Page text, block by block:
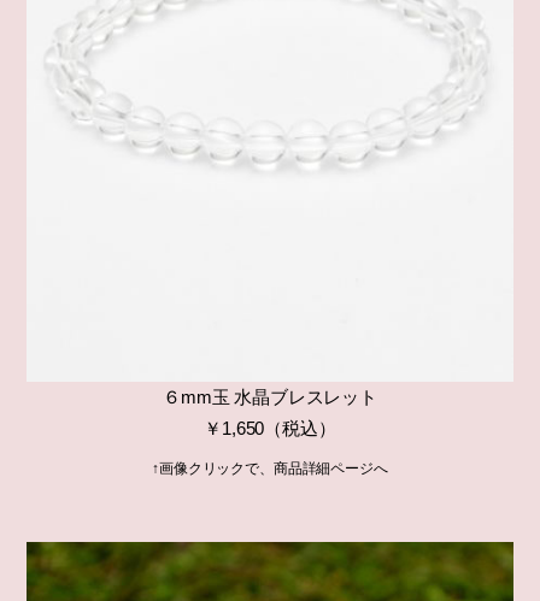
６mm玉 水晶ブレスレット
￥1,650（税込）
↑画像クリックで、商品詳細ページへ